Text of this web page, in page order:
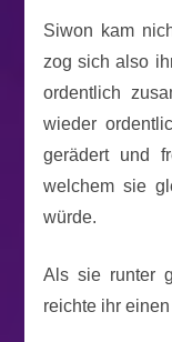
Siwon kam
zog sich also
ordentlich
wieder
gerädert und
welchem sie
würde.
Als sie runter
reichte ihr